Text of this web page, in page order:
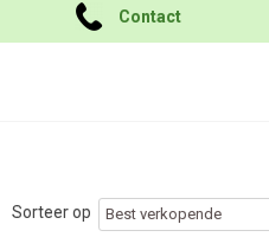
Contact
Sorteer op